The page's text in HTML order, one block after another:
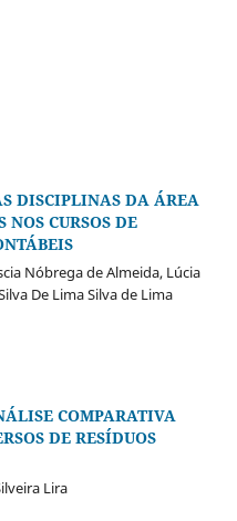
DISCIPLINAS DA ÁREA
CURSOS DE
Nóbrega de Almeida, Lúcia
De Lima Silva de Lima
COMPARATIVA
DE RESÍDUOS
Lira